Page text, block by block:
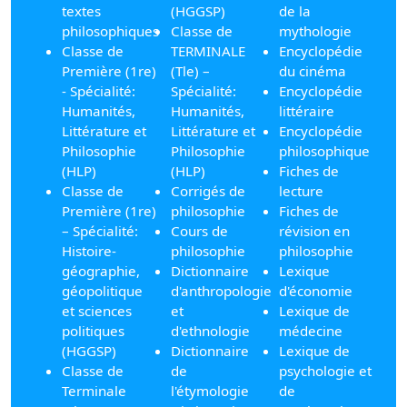
textes
philosophiques
Classe de
Première (1re)
- Spécialité:
Humanités,
Littérature et
Philosophie
(HLP)
Classe de
Première (1re)
– Spécialité:
Histoire-
géographie,
géopolitique
et sciences
politiques
(HGGSP)
Classe de
Terminale
(HGGSP)
Classe de
TERMINALE
(Tle) –
Spécialité:
Humanités,
Littérature et
Philosophie
(HLP)
Corrigés de
philosophie
Cours de
philosophie
Dictionnaire
d'anthropologie
et
d'ethnologie
Dictionnaire
de
l'étymologie
de la
mythologie
Encyclopédie
du cinéma
Encyclopédie
littéraire
Encyclopédie
philosophique
Fiches de
lecture
Fiches de
révision en
philosophie
Lexique
d'économie
Lexique de
médecine
Lexique de
psychologie et
de